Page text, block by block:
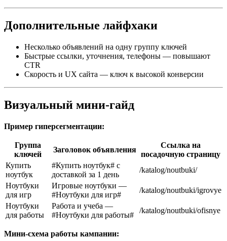
Дополнительные лайфхаки
Несколько объявлений на одну группу ключей
Быстрые ссылки, уточнения, телефоны — повышают
CTR
Скорость и UX сайта — ключ к высокой конверсии
Визуальный мини-гайд
Пример гиперсегментации:
Группа
ключей
Заголовок объявления
Ссылка на
посадочную страницу
Купить
ноутбук
#Купить ноутбук# с
доставкой за 1 день
/katalog/noutbuki/
Ноутбуки
для игр
Игровые ноутбуки —
#Ноутбуки для игр#
/katalog/noutbuki/igrovye
Ноутбуки
для работы
Работа и учеба —
#Ноутбуки для работы#
/katalog/noutbuki/ofisnye
Мини-схема работы кампании: